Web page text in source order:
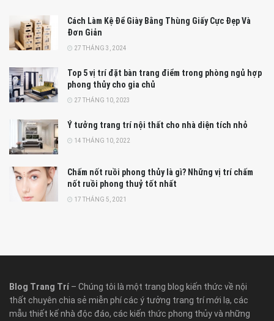
Cách Làm Kệ Để Giày Bằng Thùng Giấy Cực Đẹp Và
Đơn Giản
27 THÁNG 3, 2024
Top 5 vị trí đặt bàn trang điểm trong phòng ngủ hợp
phong thủy cho gia chủ
27 THÁNG 10, 2023
Ý tưởng trang trí nội thất cho nhà diện tích nhỏ
14 THÁNG 10, 2022
Chấm nốt ruồi phong thủy là gì? Những vị trí chấm
nốt ruồi phong thuỷ tốt nhất
17 THÁNG 5, 2021
Blog Trang Trí – Chúng tôi là một trang blog kiến thức về nội
thất chuyên chia sẻ miễn phí các ý tưởng trang trí mới lạ, các
mẫu thiết kế nhà độc đáo, các kiến thức phong thủy và những